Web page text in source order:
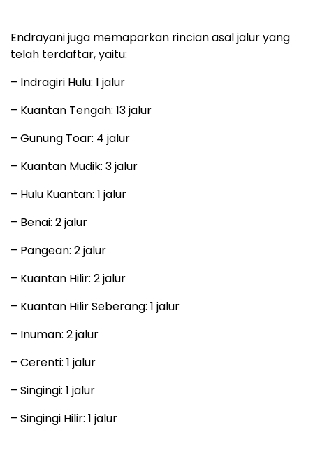
Endrayani juga memaparkan rincian asal jalur yang
telah terdaftar, yaitu:
– Indragiri Hulu: 1 jalur
– Kuantan Tengah: 13 jalur
– Gunung Toar: 4 jalur
– Kuantan Mudik: 3 jalur
– Hulu Kuantan: 1 jalur
– Benai: 2 jalur
– Pangean: 2 jalur
– Kuantan Hilir: 2 jalur
– Kuantan Hilir Seberang: 1 jalur
– Inuman: 2 jalur
– Cerenti: 1 jalur
– Singingi: 1 jalur
– Singingi Hilir: 1 jalur